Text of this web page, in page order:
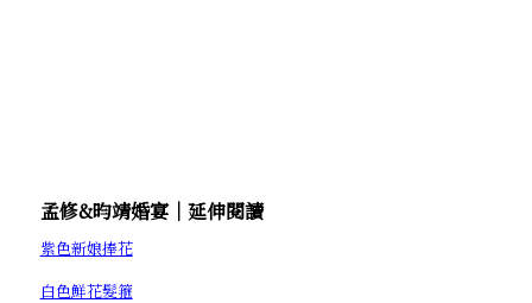
孟修&昀靖婚宴│延伸閱讀
紫色新娘捧花
白色鮮花髮箍